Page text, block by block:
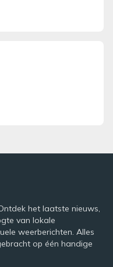
het laatste nieuws,
van lokale
weerberichten. Alles
op één handige